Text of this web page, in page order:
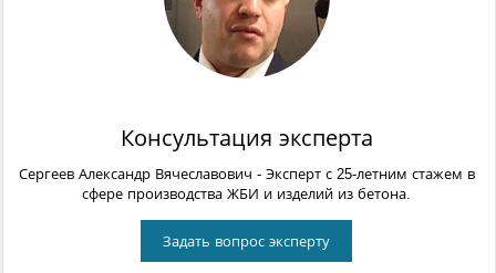
Консультация эксперта
Сергеев Александр Вячеславович - Эксперт с 25-летним стажем в
сфере производства ЖБИ и изделий из бетона.
Задать вопрос эксперту